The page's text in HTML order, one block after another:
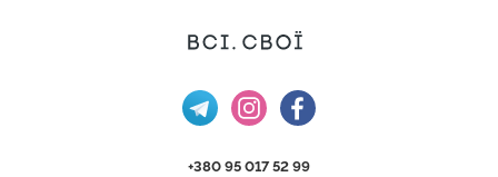
+380 95 017 52 99